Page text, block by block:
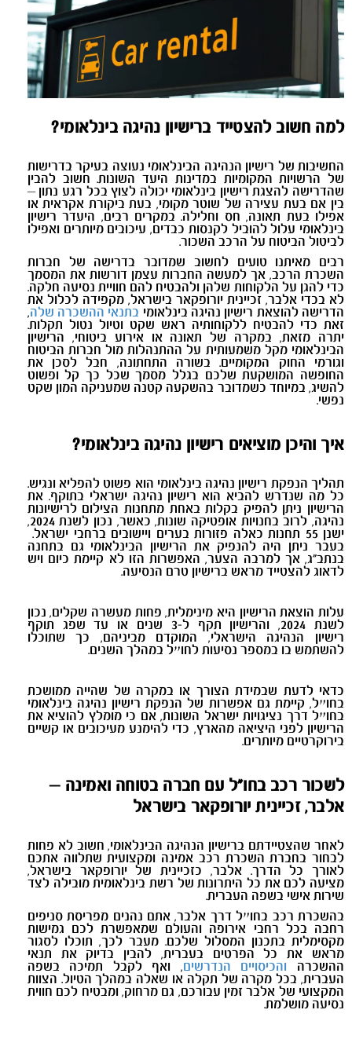
למה חשוב להצטייד ברישיון נהיגה בינלאומי?
החשיבות של רישיון הנהיגה הבינלאומי נעוצה בעיקר בדרישות
של הרשויות המקומיות במדינות היעד השונות. חשוב להבין
שהדרישה להצגת רישיון בינלאומי יכולה לצוץ בכל רגע נתון –
בין אם בעת עצירה של שוטר מקומי, בעת ביקורת אקראית או
אפילו בעת תאונה, חס וחלילה. במקרים רבים, היעדר רישיון
בינלאומי עלול להוביל לקנסות כבדים, עיכובים מיותרים ואפילו
לביטול הביטוח על הרכב השכור.
רבים מאיתנו טועים לחשוב שמדובר בדרישה של חברות
השכרת הרכב, אך למעשה החברות עצמן דורשות את המסמך
כדי להגן על הלקוחות שלהן ולהבטיח להם חוויית נסיעה חלקה.
לא בכדי אלבר, זכיינית יורופקאר בישראל, מקפידה לכלול את
הדרישה להוצאת רישיון נהיגה בינלאומי בתנאי ההשכרה שלה,
זאת כדי להבטיח ללקוחותיה ראש שקט וטיול נטול תקלות.
יתרה מזאת, במקרה של תאונה או אירוע ביטוחי, הרישיון
הבינלאומי מקל משמעותית על ההתנהלות מול חברות הביטוח
וגורמי החוק המקומיים. בשורה התחתונה, חבל לסכן את
החופשה המושקעת שלכם בגלל מסמך שכל כך קל ופשוט
להשיג, במיוחד כשמדובר בהשקעה קטנה שמעניקה המון שקט
נפשי.
איך והיכן מוציאים רישיון נהיגה בינלאומי?
תהליך הנפקת רישיון נהיגה בינלאומי הוא פשוט להפליא ונגיש.
כל מה שנדרש להביא הוא רישיון נהיגה ישראלי בתוקף. את
הרישיון ניתן להפיק בקלות באחת מתחנות הצילום לרישיונות
נהיגה, לרוב בחנויות אופטיקה שונות, כאשר, נכון לשנת 2024,
ישנן 55 תחנות כאלה פזורות בערים ויישובים ברחבי ישראל.
בעבר ניתן היה להנפיק את הרישיון הבינלאומי גם בתחנה
בנתב"ג, אך למרבה הצער, האפשרות הזו לא קיימת כיום ויש
לדאוג להצטייד מראש ברישיון טרם הנסיעה.
עלות הוצאת הרישיון היא מינימלית, פחות מעשרה שקלים, נכון
לשנת 2024, והרישיון תקף ל-3 שנים או עד שפג תוקף
רישיון הנהיגה הישראלי, המוקדם מביניהם, כך שתוכלו
להשתמש בו במספר נסיעות לחו״ל במהלך השנים.
כדאי לדעת שבמידת הצורך או במקרה של שהייה ממושכת
בחו״ל, קיימת גם אפשרות של הנפקת רישיון נהיגה בינלאומי
בחו״ל דרך נציגויות ישראל השונות, אם כי מומלץ להוציא את
הרישיון לפני היציאה מהארץ, כדי להימנע מעיכובים או קשיים
בירוקרטיים מיותרים.
לשכור רכב בחו"ל עם חברה בטוחה ואמינה –
אלבר, זכיינית יורופקאר בישראל
לאחר שהצטיידתם ברישיון הנהיגה הבינלאומי, חשוב לא פחות
לבחור בחברת השכרת רכב אמינה ומקצועית שתלווה אתכם
לאורך כל הדרך. אלבר, כזכיינית של יורופקאר בישראל,
מציעה לכם את כל היתרונות של רשת בינלאומית מובילה לצד
שירות אישי בשפה העברית.
בהשכרת רכב בחו״ל דרך אלבר, אתם נהנים מפריסת סניפים
רחבה בכל רחבי אירופה והעולם שמאפשרת לכם גמישות
מקסימלית בתכנון המסלול שלכם. מעבר לכך, תוכלו לסגור
מראש את כל הפרטים בעברית, להבין בדיוק את תנאי
ההשכרה והכיסויים הנדרשים, ואף לקבל תמיכה בשפה
העברית, בכל מקרה של תקלה או שאלה במהלך הטיול. הצוות
המקצועי של אלבר זמין עבורכם, גם מרחוק, ומבטיח לכם חווית
נסיעה מושלמת.